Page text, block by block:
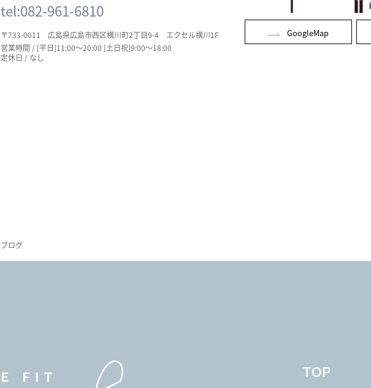
tel:082-961-6810
〒733-0011 広島県広島市西区横川町2丁目9-4 エクセル横川1F
営業時間 / [平日]11:00～20:00 [土日祝]9:00～18:00
定休日 / なし
GoogleMap
ブログ
TOP